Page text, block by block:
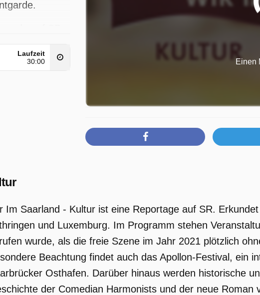
18 März
Laufzeit
30:00
Einen
Im Saarland - Kultur ist eine Reportage auf SR.
und Luxemburg. Im Programm stehen
wurde, als die freie Szene im Jahr 2021 plötzlich
Beachtung findet auch das Apollon-Festival, ein
Osthafen. Darüber hinaus werden historische
der Comedian Harmonists und der neue